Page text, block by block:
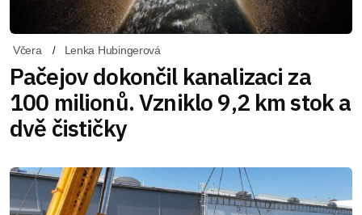
Včera Lenka Hubingerová
Pačejov dokončil kanalizaci za
100 milionů. Vzniklo 9,2 km stok a
dvě čističky